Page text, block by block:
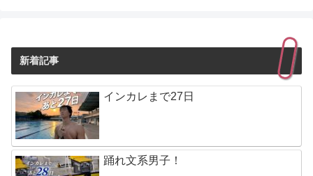
新着記事
インカレまで27日
踊れ文系男子！